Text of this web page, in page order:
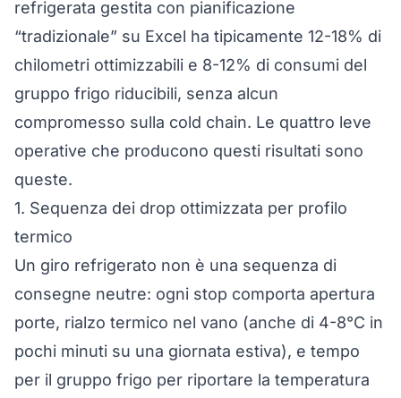
refrigerata gestita con pianificazione
“tradizionale” su Excel ha tipicamente 12-18% di
chilometri ottimizzabili e 8-12% di consumi del
gruppo frigo riducibili, senza alcun
compromesso sulla cold chain. Le quattro leve
operative che producono questi risultati sono
queste.
1. Sequenza dei drop ottimizzata per profilo
termico
Un giro refrigerato non è una sequenza di
consegne neutre: ogni stop comporta apertura
porte, rialzo termico nel vano (anche di 4-8°C in
pochi minuti su una giornata estiva), e tempo
per il gruppo frigo per riportare la temperatura